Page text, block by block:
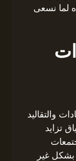
لما نسعى
والتقاليد
تزايد
بشكل غير